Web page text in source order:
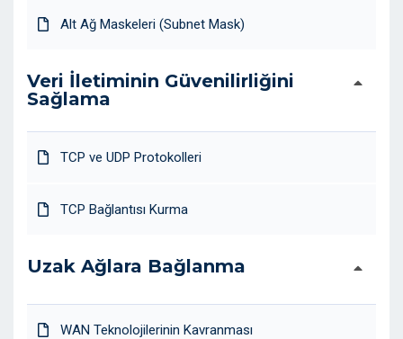
Alt Ağ Maskeleri (Subnet Mask)
Veri İletiminin Güvenilirliğini
Sağlama
TCP ve UDP Protokolleri
TCP Bağlantısı Kurma
Uzak Ağlara Bağlanma
WAN Teknolojilerinin Kavranması